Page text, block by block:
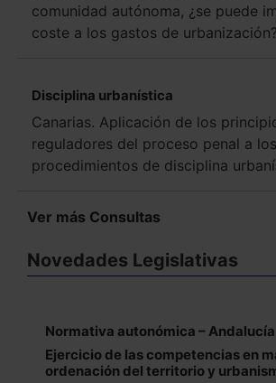
comunidad autónoma, ¿se puede
coste a los gastos de urbanización?
Disciplina urbanística
Canarias. Aplicación de los
reguladores del proceso penal a los
procedimientos de disciplina
Ver más Consultas
Novedades Legislativas
Normativa autonómica – Andalucía
Ejercicio de las competencias en
ordenación del territorio y